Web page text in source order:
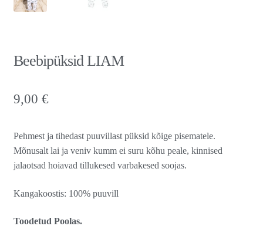
Beebipüksid LIAM
9,00 €
Pehmest ja tihedast puuvillast püksid kõige pisematele.
Mõnusalt lai ja veniv kumm ei suru kõhu peale, kinnised
jalaotsad hoiavad tillukesed varbakesed soojas.
Kangakoostis: 100% puuvill
Toodetud Poolas.